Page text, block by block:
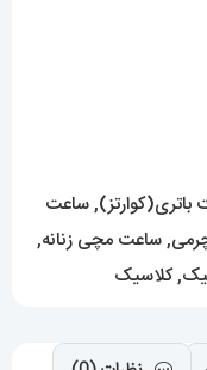
,ساعت
,ساعت مچی زنانه,
,کلاسیک